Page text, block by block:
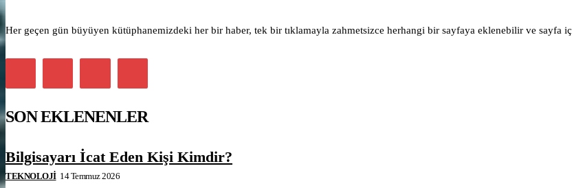
Her geçen gün büyüyen kütüphanemizdeki her bir haber, tek bir tıklamayla zahmetsizce herhangi bir sayfaya eklenebilir ve sayfa
SON EKLENENLER
Bilgisayarı İcat Eden Kişi Kimdir?
TEKNOLOJI 14 Temmuz 2026